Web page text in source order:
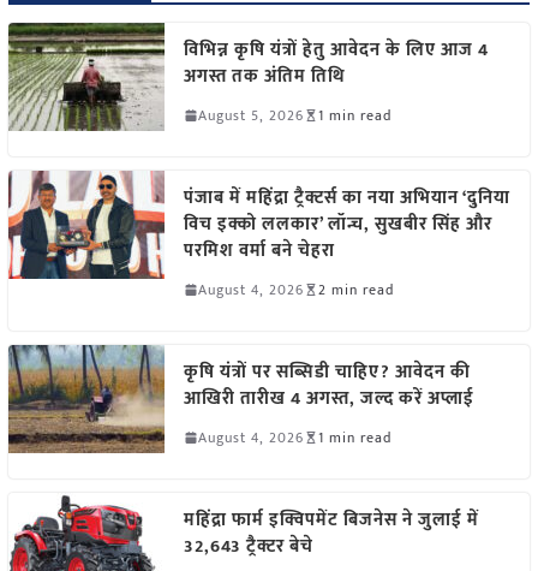
विभिन्न कृषि यंत्रों हेतु आवेदन के लिए आज 4
अगस्त तक अंतिम तिथि
August 5, 2026 1 min read
पंजाब में महिंद्रा ट्रैक्टर्स का नया अभियान ‘दुनिया
विच इक्को ललकार’ लॉन्च, सुखबीर सिंह और
परमिश वर्मा बने चेहरा
August 4, 2026 2 min read
कृषि यंत्रों पर सब्सिडी चाहिए? आवेदन की
आखिरी तारीख 4 अगस्त, जल्द करें अप्लाई
August 4, 2026 1 min read
महिंद्रा फार्म इक्विपमेंट बिजनेस ने जुलाई में
32,643 ट्रैक्टर बेचे